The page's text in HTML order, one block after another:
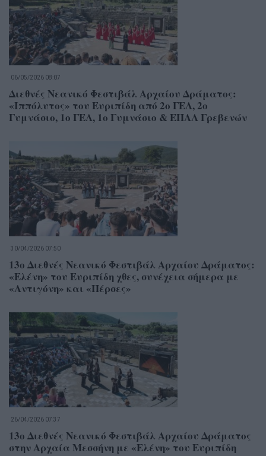
06/05/2026 08:07
Διεθνές Νεανικό Φεστιβάλ Αρχαίου Δράματος:
«Ιππόλυτος» του Ευριπίδη από 2ο ΓΕΛ, 2ο
Γυμνάσιο, 1ο ΓΕΛ, 1ο Γυμνάσιο & ΕΠΑΛ Γρεβενών
30/04/2026 07:50
13ο Διεθνές Νεανικό Φεστιβάλ Αρχαίου Δράματος:
«Ελένη» του Ευριπίδη χθες, συνέχεια σήμερα με
«Αντιγόνη» και «Πέρσες»
26/04/2026 07:37
13ο Διεθνές Νεανικό Φεστιβάλ Αρχαίου Δράματος
στην Αρχαία Μεσσήνη με «Ελένη» του Ευριπίδη